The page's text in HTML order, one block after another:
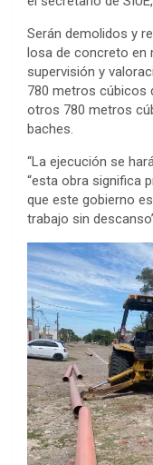
Serán demolidos y
losa de concreto en
supervisión y
780 metros cúbicos
otros 780 metros
baches.
“La ejecución se
“esta obra significa
que este gobierno
trabajo sin